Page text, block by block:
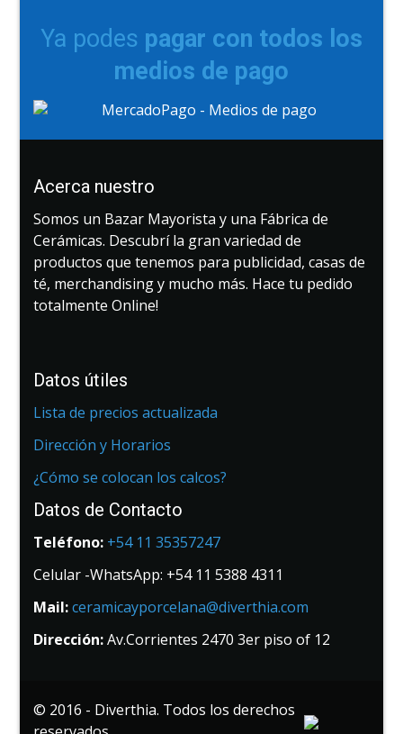
Ya podes pagar con todos los
medios de pago
Acerca nuestro
Somos un Bazar Mayorista y una Fábrica de
Cerámicas. Descubrí la gran variedad de
productos que tenemos para publicidad, casas de
té, merchandising y mucho más. Hace tu pedido
totalmente Online!
Datos útiles
Lista de precios actualizada
Dirección y Horarios
¿Cómo se colocan los calcos?
Datos de Contacto
Teléfono: +54 11 35357247
Celular -WhatsApp: +54 11 5388 4311
Mail:ceramicayporcelana@diverthia.com
Dirección:Av.Corrientes 2470 3er piso of 12
© 2016 - Diverthia. Todos los derechos